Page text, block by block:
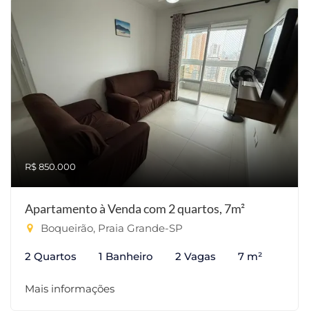
R$ 850.000
Apartamento à Venda com 2 quartos, 7m²
Boqueirão, Praia Grande-SP
2 Quartos 1 Banheiro 2 Vagas 7 m²
Mais informações